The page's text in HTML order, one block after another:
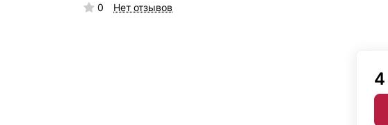
0 Нет отзывов